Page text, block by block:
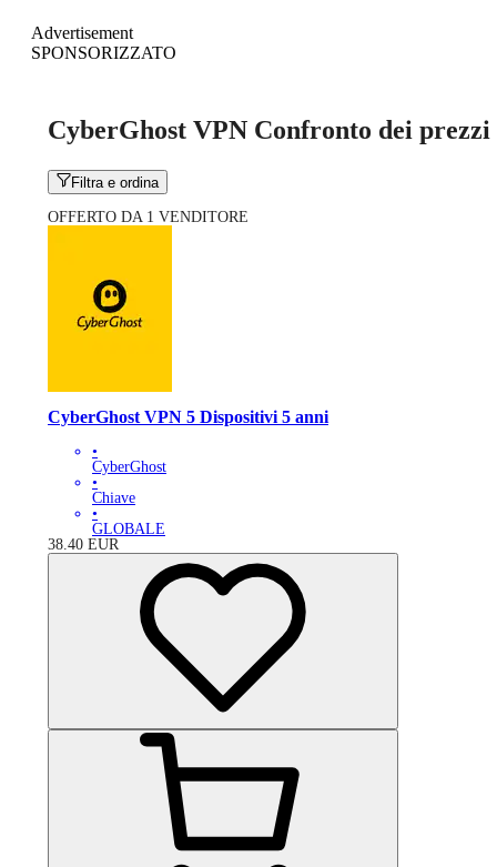
Advertisement
SPONSORIZZATO
CyberGhost VPN Confronto dei prezzi
Filtra e ordina
OFFERTO DA 1 VENDITORE
CyberGhost VPN 5 Dispositivi 5 anni
•
CyberGhost
•
Chiave
•
GLOBALE
38.40 EUR